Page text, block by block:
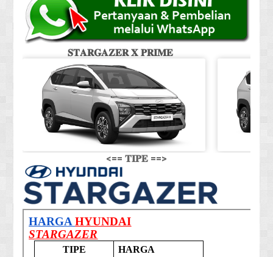
𝐒𝐓𝐀𝐑𝐆𝐀𝐙𝐄𝐑 𝐗 𝐏𝐑𝐈𝐌𝐄
<== 𝐓𝐈𝐏𝐄 ==>